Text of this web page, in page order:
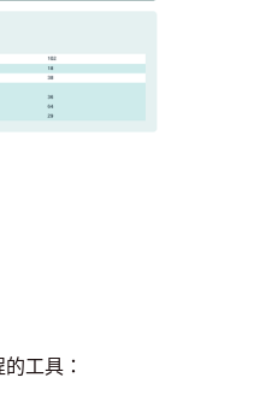
工具：